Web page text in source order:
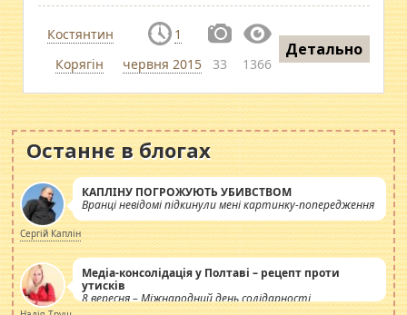
Костянтин
Корягін
1
червня 2015
33 1366
Детально
Останнє в блогах
КАПЛІНУ ПОГРОЖУЮТЬ УБИВСТВОМ
Вранці невідомі підкинули мені картинку-попередження
Сергій Каплін
Медіа-консолідація у Полтаві – рецепт проти
утисків
8 вересня – Міжнародний день солідарності
журналістів.